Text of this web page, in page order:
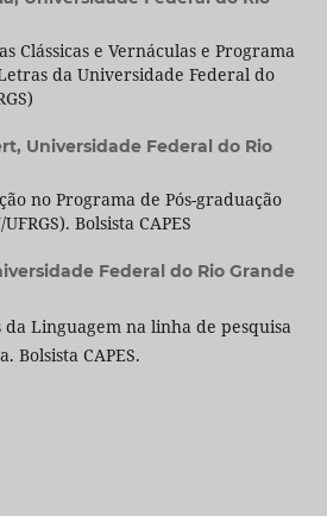
Clássicas e Vernáculas e Programa
da Universidade Federal do
Universidade Federal do Rio
no Programa de Pós-graduação
Bolsista CAPES
Federal do Rio Grande
Linguagem na linha de pesquisa
Bolsista CAPES.